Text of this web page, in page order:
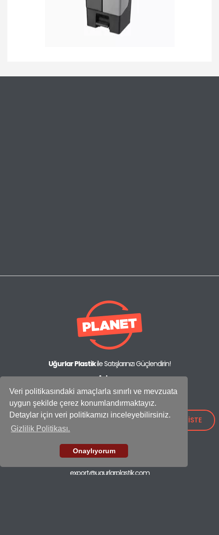
Veri politikasındaki amaçlarla sınırlı ve mevzuata
uygun şekilde çerez konumlandırmaktayız.
Detaylar için veri politikamızı inceleyebilirsiniz.
Gizlilik Politikası.
Onaylıyorum
Uğurlar Plastikile Satışlarınızı Güçlendirin!
Adres:
IOSB Mah., İpkas Sanayi Sitesi 3. Etap C Blok No: 21,
34490 Başakşehir - İstanbul / Türkiye
Showroom
+90 (212) 659 26 52
+90 (212) 549 37 17
export@ugurlarplastik.com
TEKLİF İSTE